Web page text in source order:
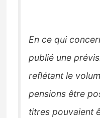
En ce qui
publié une
reflétant le
pensions être
titres pouvaient